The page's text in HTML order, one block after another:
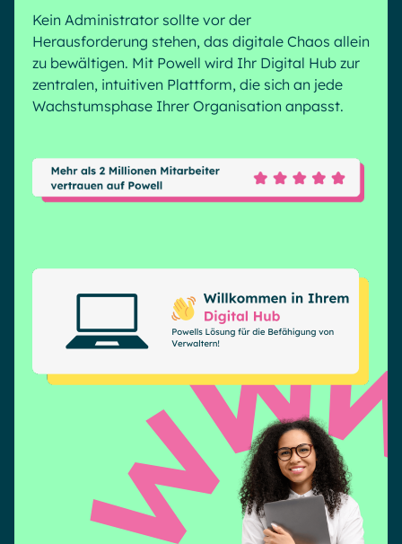
Digital Hub
Wissensbasis
Effizientes Wissensmanagement am Arbeitsplatz
Zertifizierter Microsoft-Experte
EnglishFrançaisDeutsch
Kein Administrator sollte vor der
Herausforderung stehen, das digitale Chaos allein
zu bewältigen. Mit Powell wird Ihr Digital Hub zur
zentralen, intuitiven Plattform, die sich an jede
Wachstumsphase Ihrer Organisation anpasst.